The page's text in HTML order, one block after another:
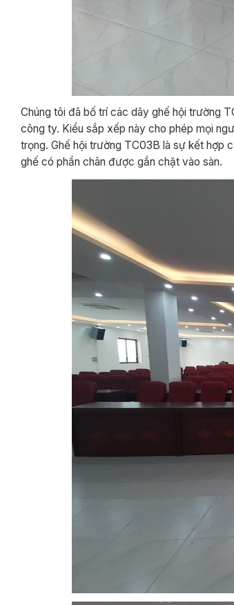
Chúng tôi đã bố trí các dãy ghế hội trường
công ty. Kiểu sắp xếp này cho phép mọi
trọng. Ghế hội trường TC03B là sự kết hợp
ghế có phần chân được gắn chặt vào sàn.